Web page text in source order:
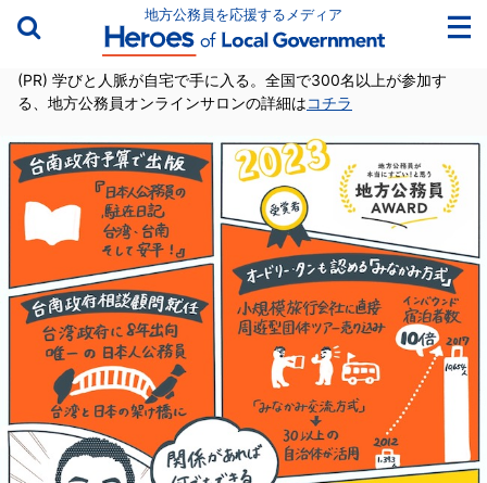
地方公務員を応援するメディア
(PR) 学びと人脈が自宅で手に入る。全国で300名以上が参加す
る、地方公務員オンラインサロンの詳細はコチラ